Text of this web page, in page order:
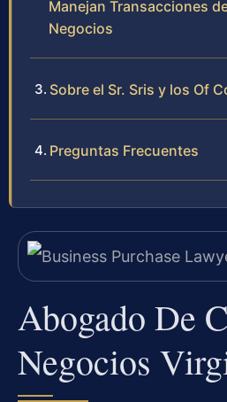
Manejan Transacciones
Negocios
Sobre el Sr. Sris y los Of
Preguntas Frecuentes
Abogado De
Negocios